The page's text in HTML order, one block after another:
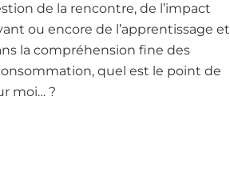
de la rencontre, de l’impact
ou encore de l’apprentissage et
la compréhension fine des
quel est le point de
moi… ?